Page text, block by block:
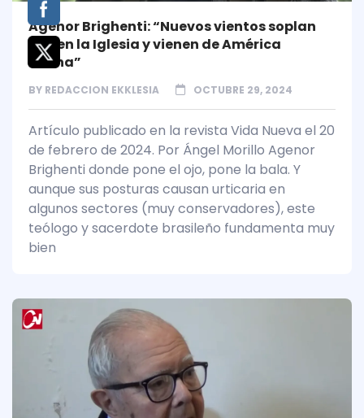
Agenor Brighenti: “Nuevos vientos soplan
hoy en la Iglesia y vienen de América
Latina”
BY REDACCION EKKLESIA OCTUBRE 29, 2024
Artículo publicado en la revista Vida Nueva el 20
de febrero de 2024. Por Ángel Morillo Agenor
Brighenti donde pone el ojo, pone la bala. Y
aunque sus posturas causan urticaria en
algunos sectores (muy conservadores), este
teólogo y sacerdote brasileño fundamenta muy
bien